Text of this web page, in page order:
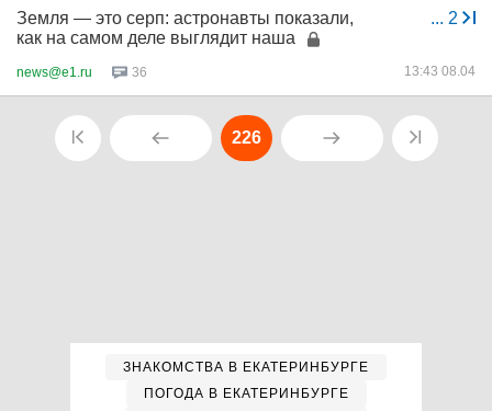
... 2
Земля — это серп: астронавты показали,
как на самом деле выглядит наша
news@e1.ru 36 13:43 08.04
226
ЗНАКОМСТВА В ЕКАТЕРИНБУРГЕ
ПОГОДА В ЕКАТЕРИНБУРГЕ